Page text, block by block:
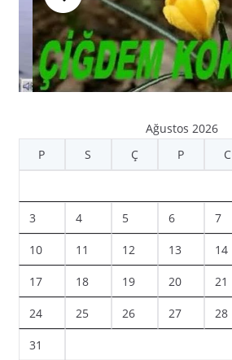
Ağustos 2026
P
S Ç P C
3 4 5 6 7
10 11 12 13 14
17 18 19 20 21
24 25 26 27 28
31